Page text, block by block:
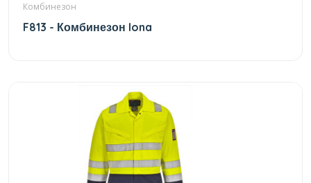
Комбинезон
F813 - Комбинезон Iona